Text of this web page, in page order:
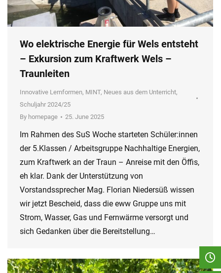
Wo elektrische Energie für Wels entsteht
– Exkursion zum Kraftwerk Wels –
Traunleiten
Innovative Lernformen, MINT, Neues aus dem Unterricht,
Schuljahr 2024/25
By homepage 25. June 2025
Im Rahmen des SuS Woche starteten Schüler:innen
der 5.Klassen / Arbeitsgruppe Nachhaltige Energien,
zum Kraftwerk an der Traun – Anreise mit den Öffis,
eh klar. Dank der Unterstützung von
Vorstandssprecher Mag. Florian Niedersüß wissen
wir jetzt Bescheid, dass die eww Gruppe uns mit
Strom, Wasser, Gas und Fernwärme versorgt und
sich Gedanken über die Bereitstellung…